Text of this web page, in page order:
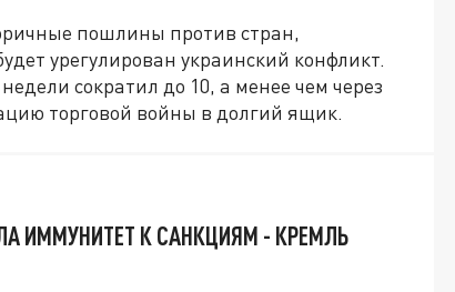
пошлины против стран,
урегулирован украинский конфликт.
сократил до 10, а менее чем через
торговой войны в долгий ящик.
ИММУНИТЕТ К САНКЦИЯМ - КРЕМЛЬ